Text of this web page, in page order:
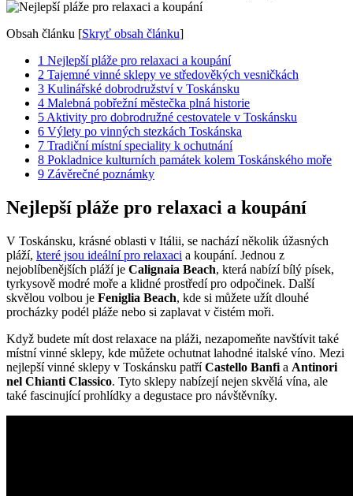
Obsah článku [Skryť obsah článku]
1 Nejlepší pláže pro relaxaci a koupání
2 Tajemné vinné sklepy ve středověkých vesničkách
3 Kulinářské dobrodružství v Toskánsku
4 Malebná pobřežní městečka plná historie
5 Aktivity pro dobrodružné cestovatele v Toskánsku
6 Výlety po vinných stezkách Toskánska
7 Tradiční místní speciality k ochutnání
8 Pokladnice kulturních památek kolem Toskánského moře
9 Závěrečné poznámky
Nejlepší pláže pro relaxaci a koupání
V Toskánsku, krásné oblasti v Itálii, se nachází několik úžasných
pláží, které jsou ideální pro relaxaci a koupání. Jednou z
nejoblíbenějších pláží je Calignaia Beach, která nabízí bílý písek,
tyrkysově modré moře a klidné prostředí pro odpočinek. Další
skvělou volbou je Feniglia Beach, kde si můžete užít dlouhé
procházky podél pláže nebo si zaplavat v čistém moři.
Když budete mít dost relaxace na pláži, nezapomeňte navštívit také
místní vinné sklepy, kde můžete ochutnat lahodné italské víno. Mezi
nejlepší vinné sklepy v Toskánsku patříCastello Banfi a Antinori
nel Chianti Classico. Tyto sklepy nabízejí nejen skvělá vína, ale
také fascinující prohlídky a degustace pro návštěvníky.